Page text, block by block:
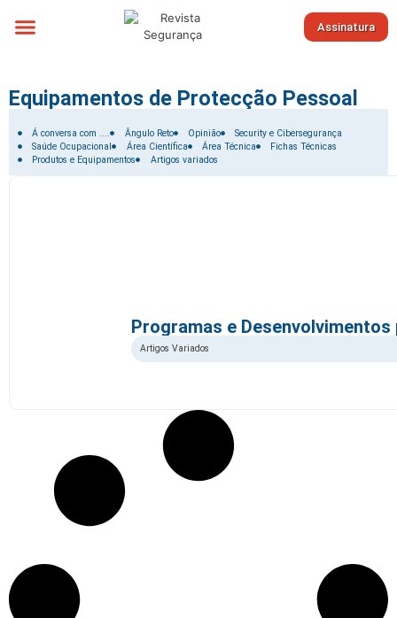
Assinatura
Equipamentos de Protecção Pessoal
Filtrar por:
Á conversa com .... Ângulo Reto Opinião
Security e Cibersegurança
Saúde Ocupacional
Área Científica Área Técnica
Fichas Técnicas
Produtos e Equipamentos
Artigos variados
Programas e
Artigos Variados